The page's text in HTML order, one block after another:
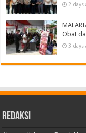
2 days
Obat
3 days
Redaksi